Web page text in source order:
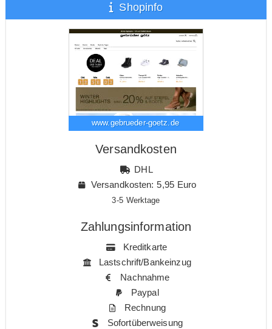
Shopinfo
www.gebrueder-goetz.de
Versandkosten
DHL
Versandkosten: 5,95 Euro
3-5 Werktage
Zahlungsinformation
Kreditkarte
Lastschrift/Bankeinzug
Nachnahme
Paypal
Rechnung
Sofortüberweisung